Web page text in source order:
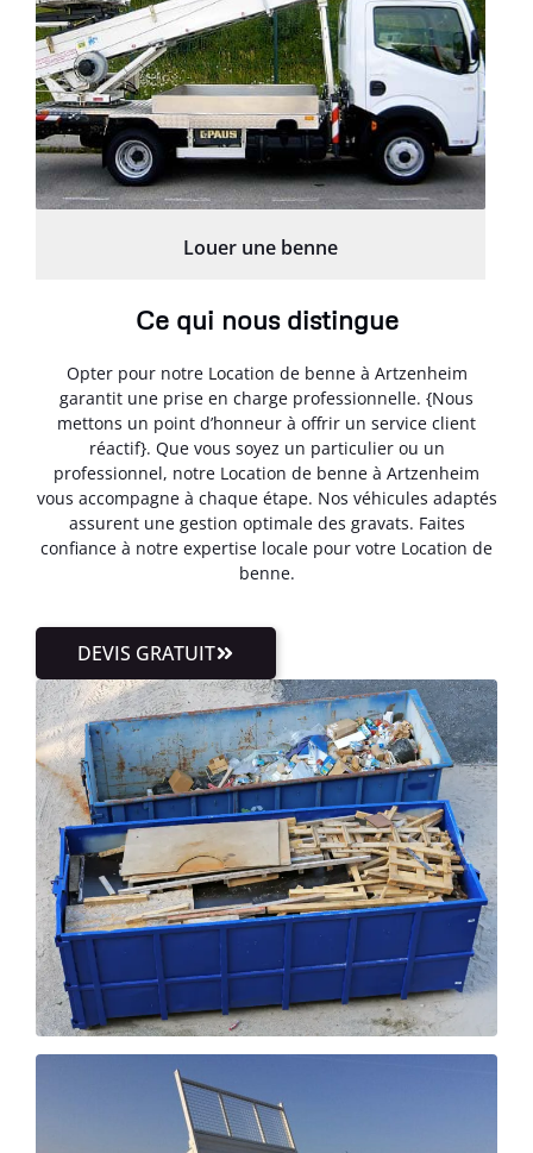
Louer une benne
Ce qui nous distingue
Opter pour notre Location de benne à Artzenheim
garantit une prise en charge professionnelle. {Nous
mettons un point d’honneur à offrir un service client
réactif}. Que vous soyez un particulier ou un
professionnel, notre Location de benne à Artzenheim
vous accompagne à chaque étape. Nos véhicules adaptés
assurent une gestion optimale des gravats. Faites
confiance à notre expertise locale pour votre Location de
benne.
DEVIS GRATUIT